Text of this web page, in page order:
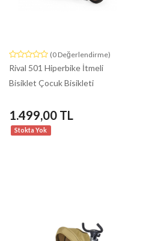
(0 Değerlendirme)
Rival 501 Hiperbike İtmeli
Bisiklet Çocuk Bisikleti
1.499,00 TL
Stokta Yok